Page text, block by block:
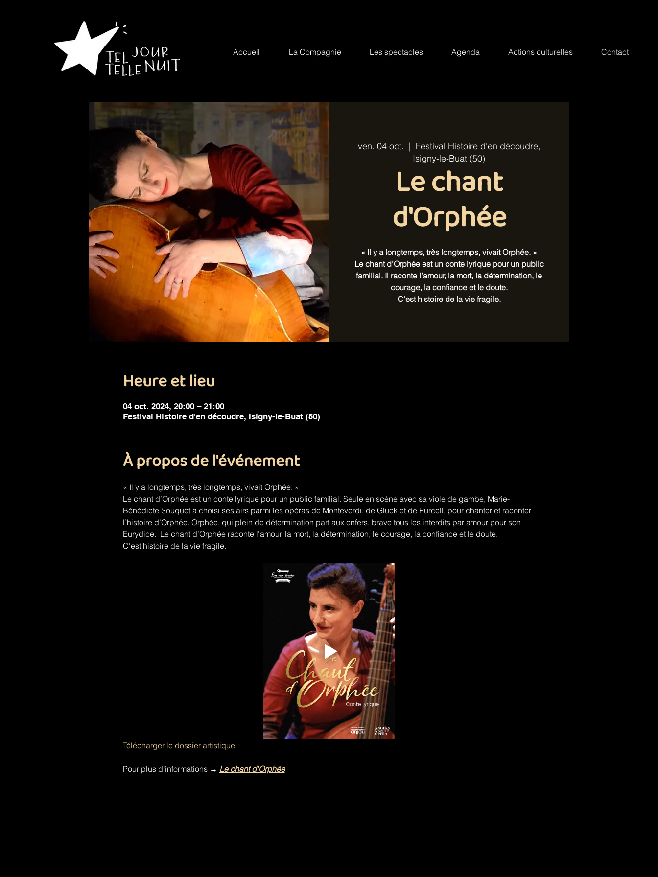
Accueil La Compagnie Les spectacles Agenda Actions culturelles Contact
ven. 04 oct.
  |
Festival Histoire d'en découdre,
Isigny-le-Buat (50)
Le chant
d'Orphée
« Il y a longtemps, très longtemps, vivait Orphée. »
Le chant d’Orphée est un conte lyrique pour un public
familial. Il raconte l’amour, la mort, la détermination, le
courage, la confiance et le doute.
C'est histoire de la vie fragile.
Heure et lieu
04 oct. 2024, 20:00 – 21:00
Festival Histoire d'en découdre, Isigny-le-Buat (50)
À propos de l'événement
« Il y a longtemps, très longtemps, vivait Orphée. »
Le chant d’Orphée est un conte lyrique pour un public familial. Seule en scène avec sa viole de gambe, Marie-
Bénédicte Souquet a choisi ses airs parmi les opéras de Monteverdi, de Gluck et de Purcell, pour chanter et raconter
l’histoire d’Orphée. Orphée, qui plein de détermination part aux enfers, brave tous les interdits par amour pour son
Eurydice.  Le chant d’Orphée raconte l’amour, la mort, la détermination, le courage, la confiance et le doute.
C'est histoire de la vie fragile.
Télécharger le dossier artistique
Pour plus d'informations → Le chant d'Orphée